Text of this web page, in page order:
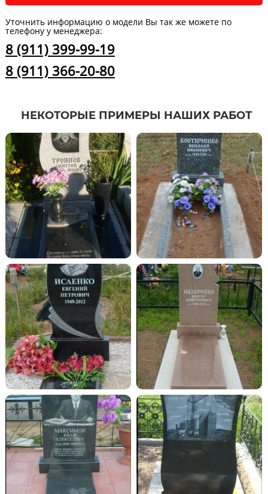
Уточнить информацию о модели Вы так же можете по
телефону у менеджера:
8 (911) 399-99-19
8 (911) 366-20-80
НЕКОТОРЫЕ ПРИМЕРЫ НАШИХ РАБОТ